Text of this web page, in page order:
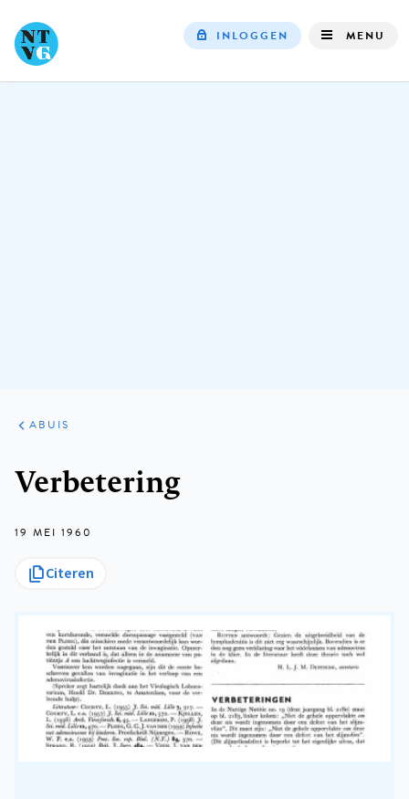
INLOGGEN MENU
ARTIKELEN
VARIA
ABUIS
Verbetering
19 MEI 1960
Citeren